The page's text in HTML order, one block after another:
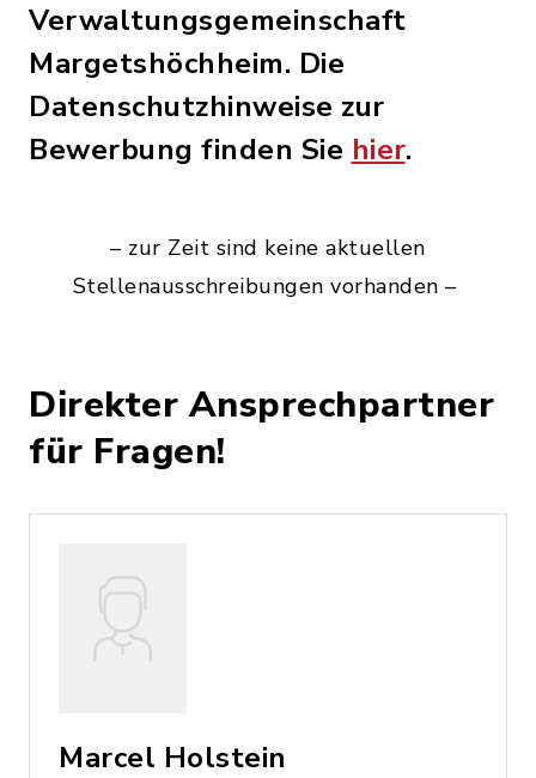
Verwaltungsgemeinschaft
Margetshöchheim. Die
Datenschutzhinweise zur
Bewerbung finden Sie hier.
– zur Zeit sind keine aktuellen
Stellenausschreibungen vorhanden –
Direkter Ansprechpartner
für Fragen!
Marcel Holstein